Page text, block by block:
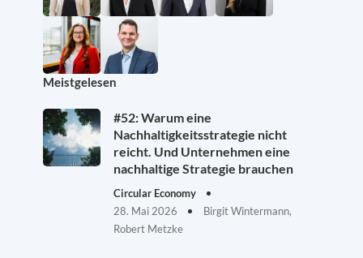
Meistgelesen
#52: Warum eine
Nachhaltigkeitsstrategie nicht
reicht. Und Unternehmen eine
nachhaltige Strategie brauchen
Circular Economy
28. Mai 2026
Birgit Wintermann,
Robert Metzke